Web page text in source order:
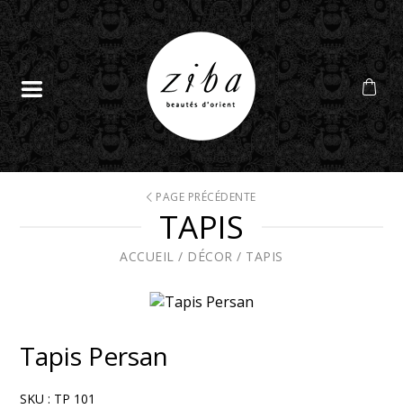
PAGE PRÉCÉDENTE
TAPIS
ACCUEIL / DÉCOR / TAPIS
Tapis Persan
SKU : TP 101